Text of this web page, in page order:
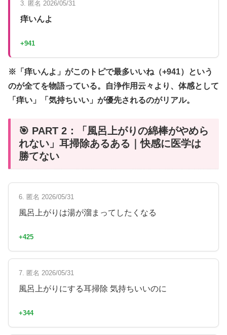
3. 匿名 2026/05/31
痒いんよ
+941
※「痒いんよ」がこのトピで最多いいね（+941）という
のが全てを物語っている。自浄作用云々より、体感として
「痒い」「気持ちいい」が優先されるのがリアル。
🎯 PART 2：「風呂上がりの綿棒がやめら
れない」耳掃除あるある｜快感に医学は
勝てない
6. 匿名 2026/05/31
風呂上がりは湯が溜まってしたくなる
+425
7. 匿名 2026/05/31
風呂上がりにする耳掃除 気持ちいいのに
+344